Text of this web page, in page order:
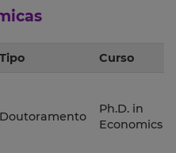
Tipo Curso
Doutoramento
Ph.D. in
Economics